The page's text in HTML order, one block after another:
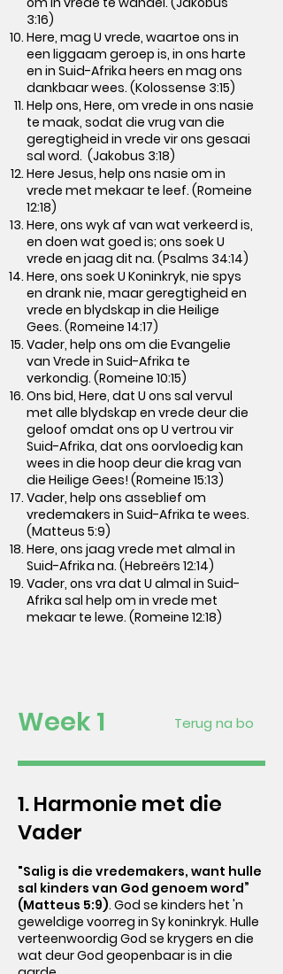
3:16)
Here, mag U vrede, waartoe ons in
een liggaam geroep is, in ons harte
en in Suid-Afrika heers en mag ons
dankbaar wees. (Kolossense 3:15)
Help ons, Here, om vrede in ons nasie
te maak, sodat die vrug van die
geregtigheid in vrede vir ons gesaai
sal word. (Jakobus 3:18)
Here Jesus, help ons nasie om in
vrede met mekaar te leef. (Romeine
12:18)
Here, ons wyk af van wat verkeerd is,
en doen wat goed is; ons soek U
vrede en jaag dit na. (Psalms 34:14)
Here, ons soek U Koninkryk, nie spys
en drank nie, maar geregtigheid en
vrede en blydskap in die Heilige
Gees. (Romeine 14:17)
Vader, help ons om die Evangelie
van Vrede in Suid-Afrika te
verkondig. (Romeine 10:15)
Ons bid, Here, dat U ons sal vervul
met alle blydskap en vrede deur die
geloof omdat ons op U vertrou vir
Suid-Afrika, dat ons oorvloedig kan
wees in die hoop deur die krag van
die Heilige Gees! (Romeine 15:13)
Vader, help ons asseblief om
vredemakers in Suid-Afrika te wees.
(Matteus 5:9)
Here, ons jaag vrede met almal in
Suid-Afrika na. (Hebreërs 12:14)
Vader, ons vra dat U almal in Suid-
Afrika sal help om in vrede met
mekaar te lewe. (Romeine 12:18)
Week 1 Terug na bo
1. Harmonie met die
Vader
"Salig is die vredemakers, want hulle
sal kinders van God genoem word”
(Matteus 5:9). God se kinders het 'n
geweldige voorreg in Sy koninkryk. Hulle
verteenwoordig God se krygers en die
wat deur God geopenbaar is in die